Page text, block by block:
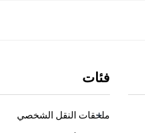
فئات
ملحقات النقل الشخصي
+